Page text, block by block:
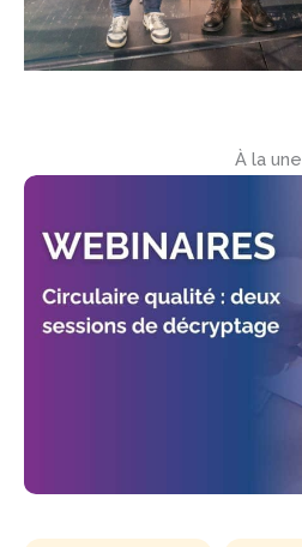
À la une